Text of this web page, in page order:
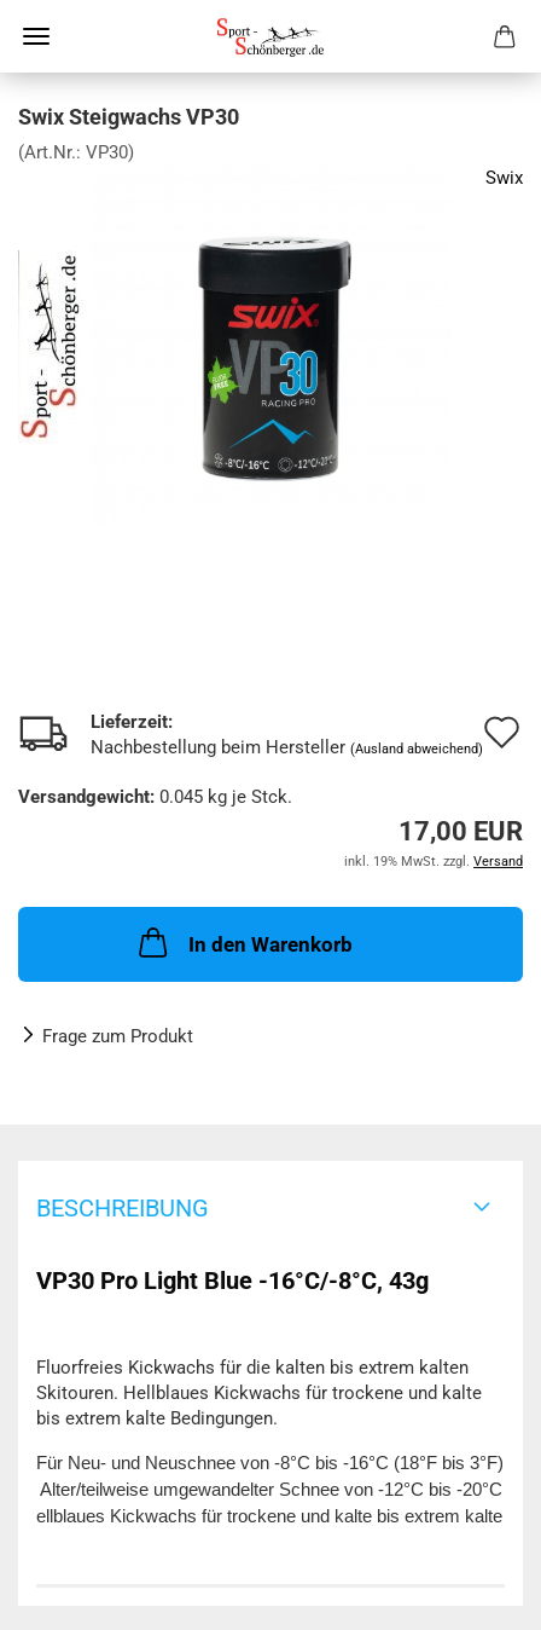
Swix Steigwachs VP30
(Art.Nr.: VP30)
Swix
Lieferzeit:
Nachbestellung beim Hersteller (Ausland abweichend)
Versandgewicht: 0.045 kg je Stck.
17,00 EUR
inkl. 19% MwSt. zzgl. Versand
In den Warenkorb
Frage zum Produkt
BESCHREIBUNG
VP30 Pro Light Blue -16°C/-8°C, 43g
Fluorfreies Kickwachs für die kalten bis extrem kalten
Skitouren. Hellblaues Kickwachs für trockene und kalte
bis extrem kalte Bedingungen.
Für Neu- und Neuschnee von -8°C bis -16°C (18°F bis 3°F).
Alter/teilweise umgewandelter Schnee von -12°C bis -20°C
ellblaues Kickwachs für trockene und kalte bis extrem kalte